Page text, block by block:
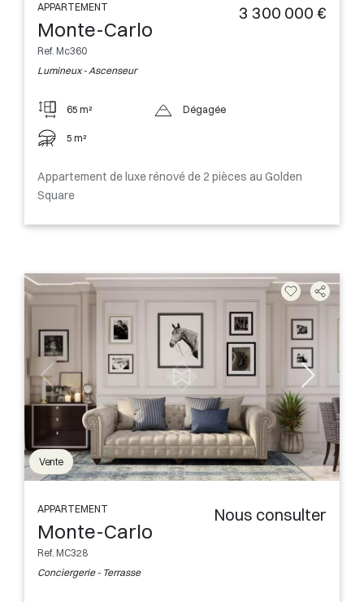
APPARTEMENT
Monte-Carlo
Ref. Mc360
Lumineux - Ascenseur
3 300 000 €
65 m²
5 m²
Dégagée
Appartement de luxe rénové de 2 pièces au Golden
Square
Vente
APPARTEMENT
Monte-Carlo
Ref. MC328
Conciergerie - Terrasse
Nous consulter